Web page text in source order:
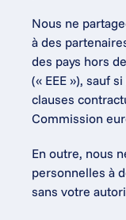
Nous ne
à des
des pays hors
(« EEE »), sauf
clauses
Commission
En outre, nous
personnelles à
sans votre